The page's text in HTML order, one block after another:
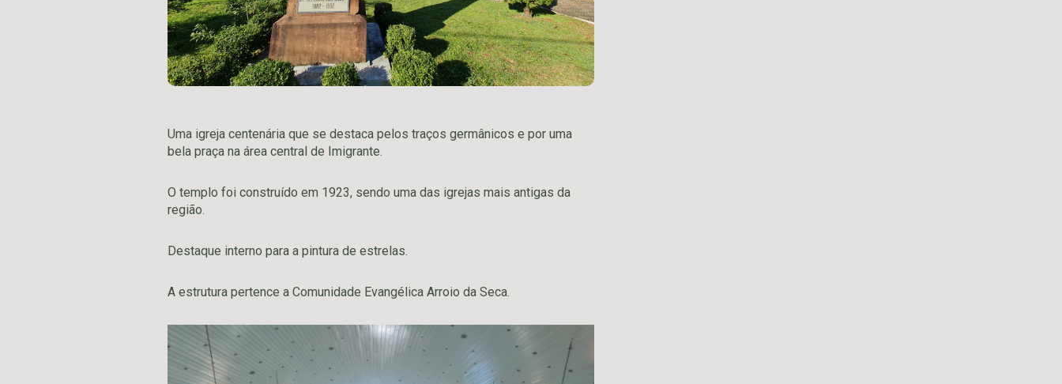
Uma igreja centenária que se destaca pelos traços germânicos e por uma
bela praça na área central de Imigrante.
O templo foi construído em 1923, sendo uma das igrejas mais antigas da
região.
Destaque interno para a pintura de estrelas.
A estrutura pertence a Comunidade Evangélica Arroio da Seca.